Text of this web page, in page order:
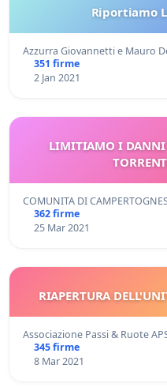
Riportiamo
Azzurra Giovannetti e Mauro
351 firme
2 Jan 2021
LIMITIAMO I DANNI
COMUNITA DI
362 firme
25 Mar 2021
RIAPERTURA
Associazione Passi & Ruote
345 firme
8 Mar 2021